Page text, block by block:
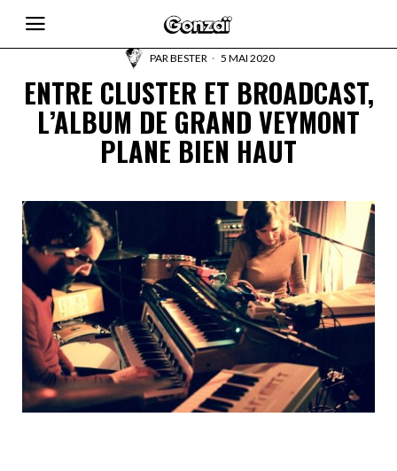
PARBESTER 5 MAI 2020
ENTRE CLUSTER ET BROADCAST,
L’ALBUM DE GRAND VEYMONT
PLANE BIEN HAUT